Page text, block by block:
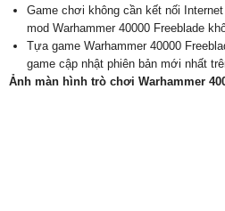
Game chơi không cần kết nối
mod Warhammer 40000 Freeblade
Tựa game Warhammer 40000
game cập nhật phiên bản mới nhất
Ảnh màn hình trò chơi Warhammer